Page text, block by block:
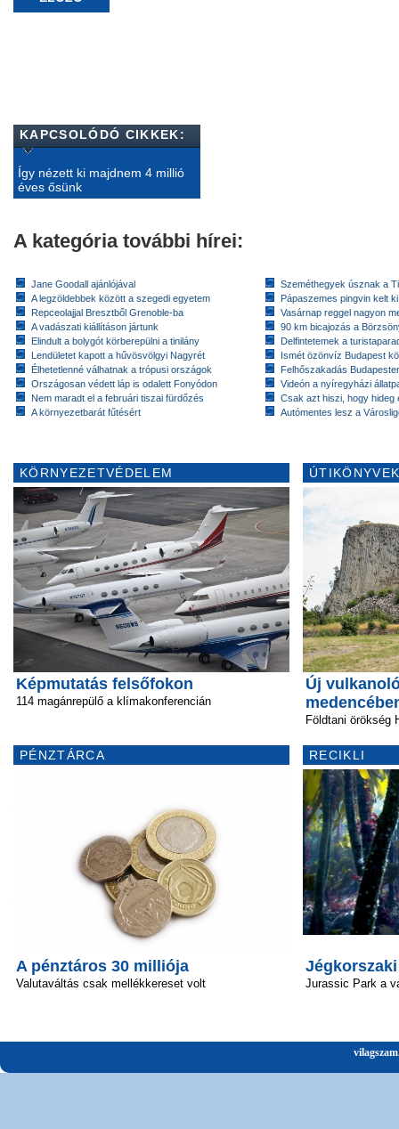
KAPCSOLÓDÓ CIKKEK:
Így nézett ki majdnem 4 millió
éves ősünk
A kategória további hírei:
Jane Goodall ajánlójával
A legzöldebbek között a szegedi egyetem
Repceolajjal Bresztből Grenoble-ba
A vadászati kiállításon jártunk
Elindult a bolygót körberepülni a tinilány
Lendületet kapott a hűvösvölgyi Nagyrét
Élhetetlenné válhatnak a trópusi országok
Országosan védett láp is odalett Fonyódon
Nem maradt el a februári tiszai fürdőzés
A környezetbarát fűtésért
Szeméthegyek úsznak a
Pápaszemes pingvin kelt
Vasárnap reggel nagyon
90 km bicajozás a
Delfintetemek a
Ismét özönvíz Budapest
Felhőszakadás
Videón a nyíregyházi
Csak azt hiszi, hogy hideg
Autómentes lesz a
KÖRNYEZETVÉDELEM
Képmutatás felsőfokon
114 magánrepülő a klímakonferencián
PÉNZTÁRCA
A pénztáros 30 milliója
Valutaváltás csak mellékkereset volt
Új
Földtani örökség
RECIKLI
Jurassic Park a